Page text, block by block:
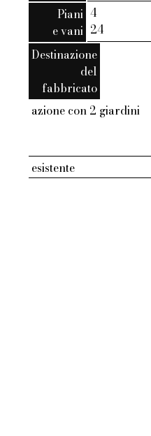
Piani
e vani
4
24
Destinazione
del
fabbricato
azione con 2 giardini
esistente